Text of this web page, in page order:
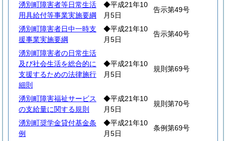
湧別町障害者等日常生活
用具給付等事業実施要綱
◆平成21年10
月5日
告示第49号
湧別町障害者日中一時支
援事業実施要綱
◆平成21年10
月5日
告示第40号
湧別町障害者の日常生活
及び社会生活を総合的に
支援するための法律施行
細則
◆平成21年10
月5日
規則第69号
湧別町障害福祉サービス
の支給量に関する規則
◆平成21年10
月5日
規則第70号
湧別町奨学金貸付基金条
例
◆平成21年10
月5日
条例第69号